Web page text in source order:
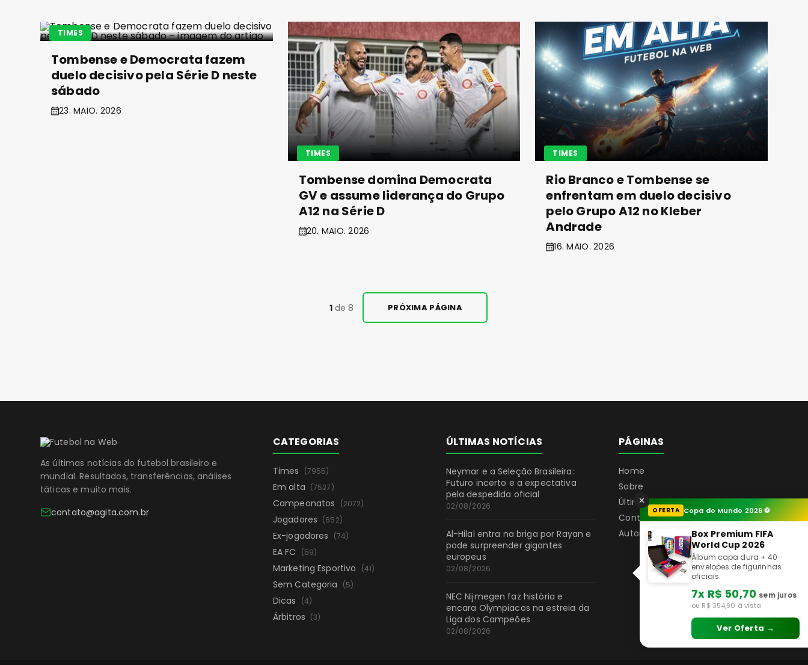
TIMES
Tombense e Democrata fazem
duelo decisivo pela Série D neste
sábado
23. MAIO. 2026
TIMES
Tombense domina Democrata
GV e assume liderança do Grupo
A12 na Série D
20. MAIO. 2026
TIMES
Rio Branco e Tombense se
enfrentam em duelo decisivo
pelo Grupo A12 no Kleber
Andrade
16. MAIO. 2026
1 de 8 PRÓXIMA PÁGINA
✕
OFERTA Copa do Mundo 2026 ⚽
Box Premium FIFA
World Cup 2026
Álbum capa dura + 40
envelopes de figurinhas
oficiais.
7x R$ 50,70 sem juros
ou R$ 354,90 à vista
Ver Oferta →
As últimas notícias do futebol brasileiro e
mundial. Resultados, transferências, análises
táticas e muito mais.
contato@agita.com.br
CATEGORIAS
Times (7955)
Em alta (7527)
Campeonatos (2072)
Jogadores (652)
Ex-jogadores (74)
EA FC (59)
Marketing Esportivo (41)
Sem Categoria (5)
Dicas (4)
Árbitros (3)
ÚLTIMAS NOTÍCIAS
Neymar e a Seleção Brasileira:
Futuro incerto e a expectativa
pela despedida oficial
02/08/2026
Al-Hilal entra na briga por Rayan e
pode surpreender gigantes
europeus
02/08/2026
NEC Nijmegen faz história e
encara Olympiacos na estreia da
Liga dos Campeões
02/08/2026
PÁGINAS
Home
Sobre
Últimas Notícias
Contato
Autores